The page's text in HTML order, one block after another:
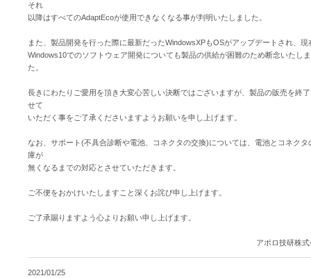
それ
以降はすべてのAdaptEcoが使用できなくなる事が判明いたしました。
また、製品開発を行った際に最新だったWindowsXPもOSがアップデートされ、現
Windows10でのソフトウェア開発についても製品の供給が困難のため断念いたし
た。
長きにわたりご愛用を頂き大変心苦しい決断ではございますが、製品の販売を終
せて
いただく事をご了承くださいますようお願いを申し上げます。
なお、サポート(不具合診断や電池、コネクタの交換)については、電池とコネクタ
庫が
無くなるまでの対応とさせていただきます。
ご不便をおかけいたしますこと深くお詫び申し上げます。
ご了承賜りますよう心よりお願い申し上げます。
アポロ技研株
2021/01/25